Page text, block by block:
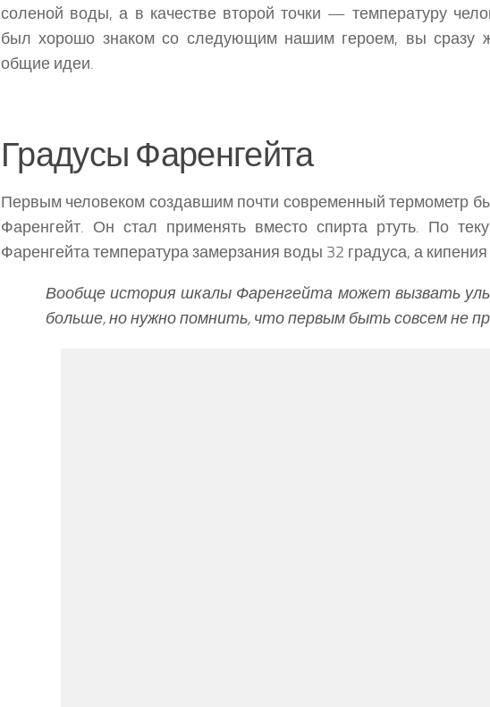
соленой воды, а в качестве второй точки — температуру
был хорошо знаком со следующим нашим героем, вы сразу
общие идеи.
Градусы Фаренгейта
Первым человеком создавшим почти современный термометр
Фаренгейт. Он стал применять вместо спирта ртуть. По
Фаренгейта температура замерзания воды 32 градуса, а
Вообще история шкалы Фаренгейта может вызвать
больше, но нужно помнить, что первым быть совсем не